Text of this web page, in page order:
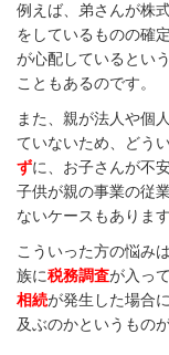
例えば、弟さんが株
をしているものの確
が心配しているとい
こともあるのです。
また、親が法人や個
ていないため、どう
ずに、お子さんが不
子供が親の事業の従
ないケースもあります
こういった方の悩み
族に税務調査が入っ
相続が発生した場合
及ぶのかというもの